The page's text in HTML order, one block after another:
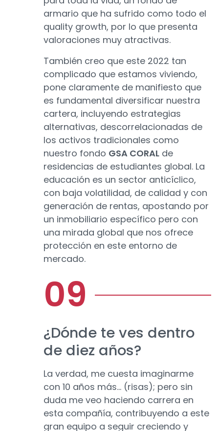
armario que ha sufrido como todo el
quality growth, por lo que presenta
valoraciones muy atractivas.
También creo que este 2022 tan
complicado que estamos viviendo,
pone claramente de manifiesto que
es fundamental diversificar nuestra
cartera, incluyendo estrategias
alternativas, descorrelacionadas de
los activos tradicionales como
nuestro fondo GSA CORAL de
residencias de estudiantes global. La
educación es un sector anticíclico,
con baja volatilidad, de calidad y con
generación de rentas, apostando por
un inmobiliario específico pero con
una mirada global que nos ofrece
protección en este entorno de
mercado.
¿Dónde te ves dentro
de diez años?
La verdad, me cuesta imaginarme
con 10 años más… (risas); pero sin
duda me veo haciendo carrera en
esta compañía, contribuyendo a este
gran equipo a seguir creciendo y